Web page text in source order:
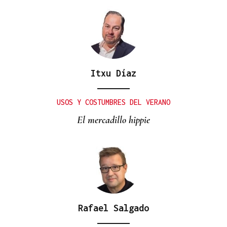
Itxu Díaz
USOS Y COSTUMBRES DEL VERANO
El mercadillo hippie
Rafael Salgado